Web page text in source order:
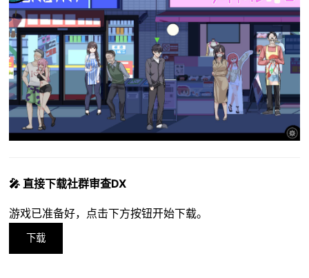
🎤 直接下载社群审查DX
游戏已准备好，点击下方按钮开始下载。
下载